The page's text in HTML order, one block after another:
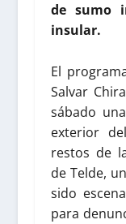
de sumo
insular.
El
Salvar
sábado
exterior
restos de
de Telde,
sido
para